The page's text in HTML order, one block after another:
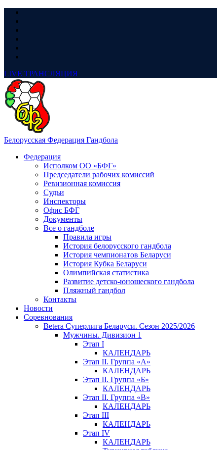
LIVE ТРАНСЛЯЦИЯ
Белорусская Федерация Гандбола
Федерация
Исполком ОО «БФГ»
Председатели рабочих комиссий
Ревизионная комиссия
Судьи
Инспекторы
Офис БФГ
Документы
Все о гандболе
Правила игры
История белорусского гандбола
История чемпионатов Беларуси
История Кубка Беларуси
Олимпийская статистика
Развитие детско-юношеского гандбола
Пляжный гандбол
Контакты
Новости
Соревнования
Betera Суперлига Беларуси. Сезон 2025/2026
Мужчины. Дивизион 1
Этап I
КАЛЕНДАРЬ
Этап II. Группа «А»
КАЛЕНДАРЬ
Этап II. Группа «Б»
КАЛЕНДАРЬ
Этап II. Группа «В»
КАЛЕНДАРЬ
Этап III
КАЛЕНДАРЬ
Этап IV
КАЛЕНДАРЬ